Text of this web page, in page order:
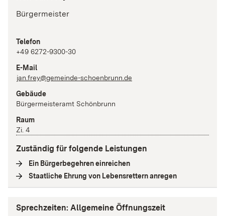
Bürgermeister
Telefon
+49 6272-9300-30
E-Mail
jan.frey@gemeinde-schoenbrunn.de
Gebäude
Bürgermeisteramt Schönbrunn
Raum
Zi. 4
Zuständig für folgende Leistungen
Ein Bürgerbegehren einreichen
Staatliche Ehrung von Lebensrettern anregen
Sprechzeiten: Allgemeine Öffnungszeit